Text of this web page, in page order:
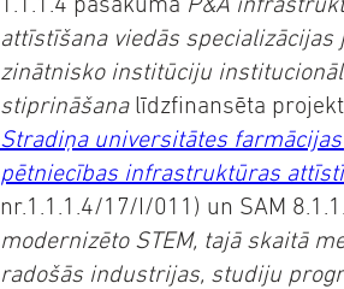
attīstīšana viedās specializācijas
zinātnisko institūciju
stiprināšanalīdzfinansēta
Stradiņa universitātes
pētniecības infrastruktūras
nr.1.1.1.4/17/I/011) un SAM 8.1.1.
modernizēto STEM, tajā skaitā
radošās industrijas, studiju